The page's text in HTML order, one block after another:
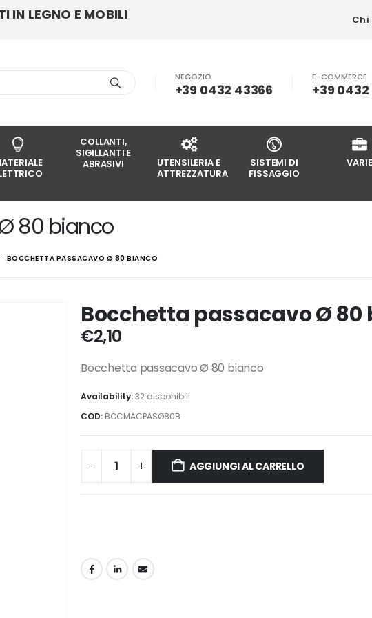
IN LEGNO E MOBILI Chi
NEGOZIO
+39 0432 43366
E-COMMERCE
+39 0432
COLLANTI,
SIGILLANTI E
ABRASIVI
UTENSILERIA E
ATTREZZATURA
SISTEMI DI
FISSAGGIO
VARIE
80 bianco
BOCCHETTA PASSACAVO Ø 80 BIANCO
Bocchetta passacavo Ø 80
€2,10
Bocchetta passacavo Ø 80 bianco
Availability:32 disponibili
COD: BOCMACPASØ80B
AGGIUNGI AL CARRELLO